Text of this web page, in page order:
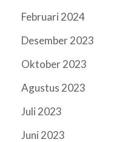
Februari 2024
Desember 2023
Oktober 2023
Agustus 2023
Juli 2023
Juni 2023